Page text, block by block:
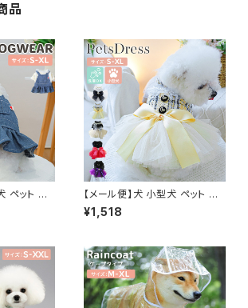
品
ペット ワ
ドッグウ
ピ 犬の服
【メール便】犬 小型犬 ペット ド
レス 服 結婚式 ウエディング パ
ーティー ペット用品 ドッグウェ
¥1,518